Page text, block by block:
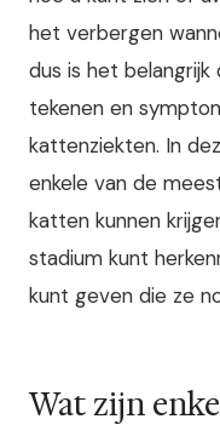
het verbergen
dus is het
tekenen en
kattenziekten. In
enkele van de
katten kunnen
stadium kunt
kunt geven die ze
Wat zijn